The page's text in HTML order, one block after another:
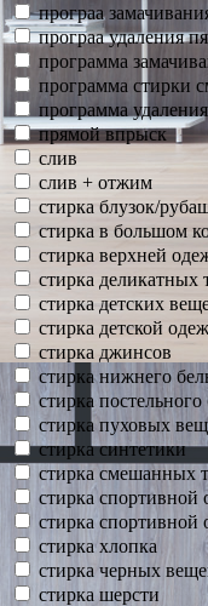
програа
програа удаления
программа
программа стирки
программа
прямой впрыск
слив
слив + отжим
стирка блузок/
стирка в большом
стирка верхней
стирка деликатных
стирка детских
стирка детской
стирка джинсов
стирка нижнего
стирка постельного
стирка пуховых
стирка синтетики
стирка смешанных
стирка спортивной
стирка спортивной
стирка хлопка
стирка черных
стирка шерсти